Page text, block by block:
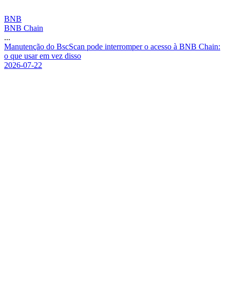
BNB
BNB Chain
...
Manutenção do BscScan pode interromper o acesso à BNB Chain:
o que usar em vez disso
2026-07-22